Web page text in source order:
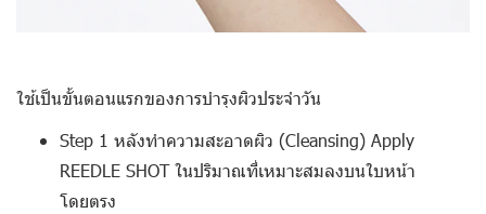
ใช้เป็นขั้นตอนแรกของการบำรุงผิวประจำวัน
Step 1 หลังทำความสะอาดผิว (Cleansing) Apply
REEDLE SHOT ในปริมาณที่เหมาะสมลงบนใบหน้า
โดยตรง